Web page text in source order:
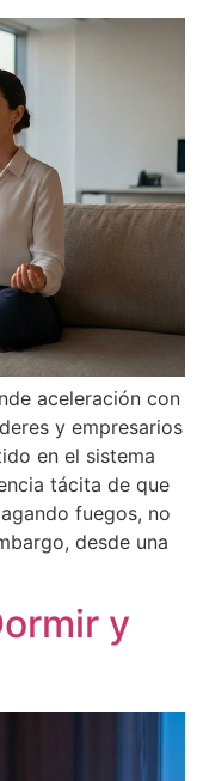
aceleración con
y empresarios
en el sistema
tácita de que
fuegos, no
desde una
y